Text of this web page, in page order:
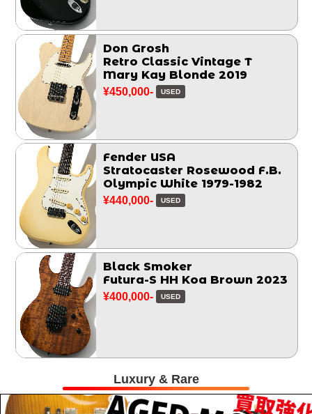
Don Grosh
Retro Classic Vintage T
Mary Kay Blonde 2019
¥450,000- USED
Fender USA
Stratocaster Rosewood F.B.
Olympic White 1979-1982
¥440,000- USED
Black Smoker
Futura-S HH Koa Brown 2023
¥400,000- USED
Luxury & Rare